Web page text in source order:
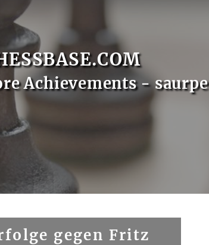
Achievements - saurpe
gegen Fritz